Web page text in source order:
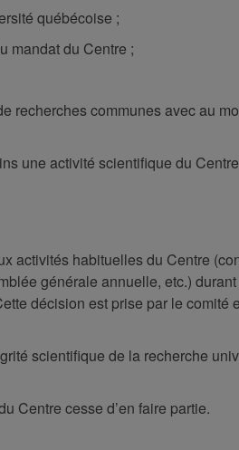
québécoise ;
mandat du Centre ;
recherches communes avec au
une activité scientifique du
activités habituelles du Centre
générale annuelle, etc.)
décision est prise par le comité
scientifique de la recherche
Centre cesse d’en faire partie.